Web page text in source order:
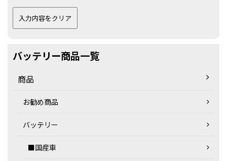
バッテリー商品一覧
商品
お勧め商品
バッテリー
■国産車